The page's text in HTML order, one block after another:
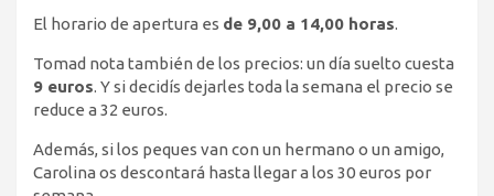
El horario de apertura es de 9,00 a 14,00 horas.
Tomad nota también de los precios: un día suelto cuesta
9 euros. Y si decidís dejarles toda la semana el precio se
reduce a 32 euros.
Además, si los peques van con un hermano o un amigo,
Carolina os descontará hasta llegar a los 30 euros por